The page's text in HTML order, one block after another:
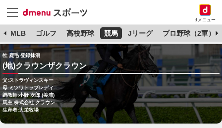
dメニュー
MLB ゴルフ 高校野球 競馬 Jリーグ プロ野球（2軍）
牡 鹿毛 登録抹消
(地)クラウンザクラウン
父:ストラヴィンスキー
母:ミツワトップレディ
調教師:小野 次郎 (美浦)
馬主:株式会社 クラウン
生産者:大栄牧場